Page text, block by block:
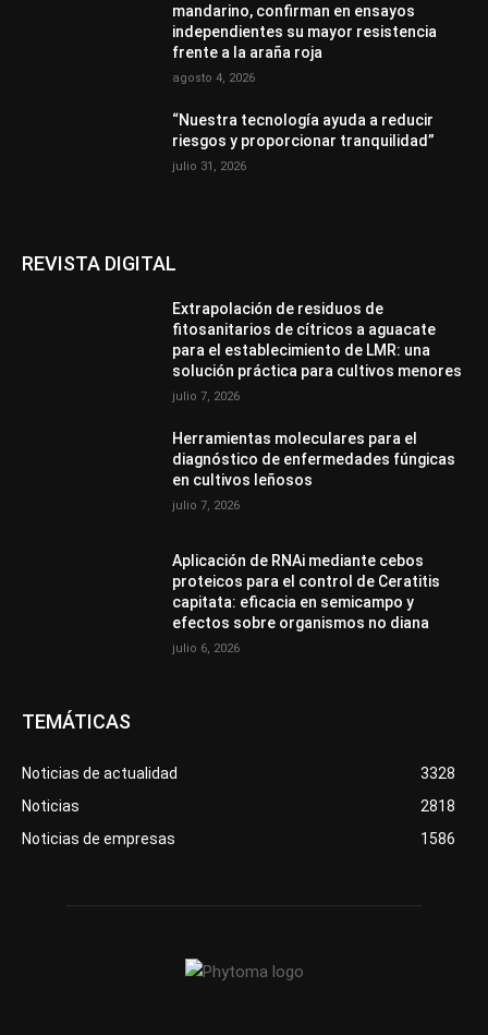
mandarino, confirman en ensayos
independientes su mayor resistencia
frente a la araña roja
agosto 4, 2026
“Nuestra tecnología ayuda a reducir
riesgos y proporcionar tranquilidad”
julio 31, 2026
REVISTA DIGITAL
Extrapolación de residuos de
fitosanitarios de cítricos a aguacate
para el establecimiento de LMR: una
solución práctica para cultivos menores
julio 7, 2026
Herramientas moleculares para el
diagnóstico de enfermedades fúngicas
en cultivos leñosos
julio 7, 2026
Aplicación de RNAi mediante cebos
proteicos para el control de Ceratitis
capitata: eficacia en semicampo y
efectos sobre organismos no diana
julio 6, 2026
TEMÁTICAS
Noticias de actualidad
3328
Noticias
2818
Noticias de empresas
1586